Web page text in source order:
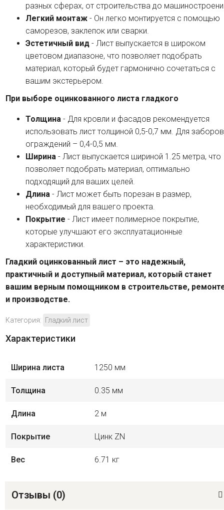
разных сферах, от строительства до
Легкий монтаж - Он легко монтируется с помощью
саморезов, заклепок или сварки.
Эстетичный вид - Лист выпускается в широком
цветовом диапазоне, что позволяет подобрать
материал, который будет гармонично сочетаться с
вашим экстерьером.
При выборе оцинкованного листа гладкого
Толщина - Для кровли и фасадов рекомендуется
использовать лист толщиной 0,5-0,7 мм. Для
ограждений – 0,4-0,5 мм.
Ширина - Лист выпускается шириной 1.25 метра, что
позволяет подобрать материал, оптимально
подходящий для ваших целей.
Длина - Лист может быть порезан в размер,
необходимый для вашего проекта.
Покрытие - Лист имеет полимерное покрытие,
которые улучшают его эксплуатационные
характеристики.
Гладкий оцинкованный лист – это надежный,
практичный и доступный материал, который станет
вашим верным помощником в строительстве,
и производстве.
Категория: Гладкий лист
Характеристики
Ширина листа 1250 мм
Толщина 0.35 мм
Длина 2 м
Покрытие Цинк ZN
Вес 6.71 кг
Отзывы (0)